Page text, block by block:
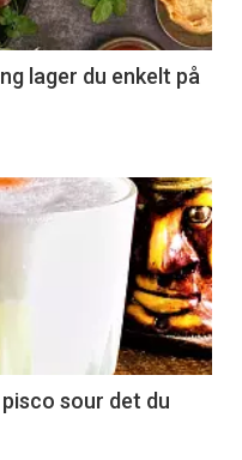
lager du enkelt på
sour det du